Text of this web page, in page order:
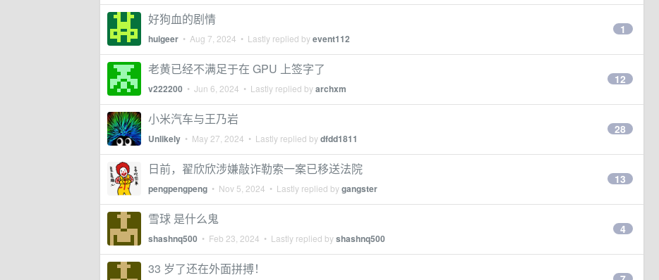
好狗血的剧情
huigeer • Aug 7, 2024 • Lastly replied byevent112
1
老黄已经不满足于在 GPU 上签字了
v222200 • Jun 6, 2024 • Lastly replied byarchxm
12
小米汽车与王乃岩
Unlikely • May 27, 2024 • Lastly replied bydfdd1811
28
日前，翟欣欣涉嫌敲诈勒索一案已移送法院
pengpengpeng • Nov 5, 2024 • Lastly replied bygangster
13
雪球 是什么鬼
shashnq500 • Feb 23, 2024 • Lastly replied byshashnq500
4
33 岁了还在外面拼搏！